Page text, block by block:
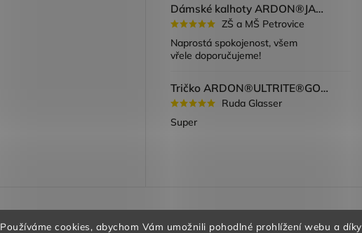
Používáme cookies, abychom Vám umožnili pohodlné prohlížení webu a díky
Dámské kalhoty ARDON®JASVENA šedá
ZŠ a MŠ Petrovice
Naprostá spokojenost, všem
vřele doporučujeme!
Tričko ARDON®ULTRITE®GO! dámské růžová
Ruda Glasser
Super